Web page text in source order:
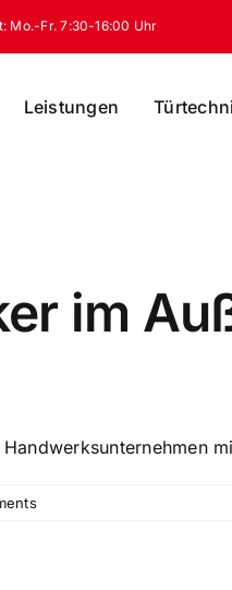
Mo.-Fr. 7:30-16:00 Uhr
Leistungen
im